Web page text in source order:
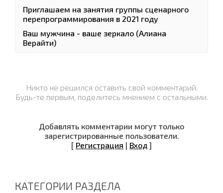
Приглашаем на занятия группы сценарного
перепрограммирования в 2021 году
Ваш мужчина - ваше зеркало (Алиана
Верaйти)
Никто не решился оставить свой комментарий.
Будь-те первым, поделитесь мнением с остальными.
Добавлять комментарии могут только
зарегистрированные пользователи.
[ Регистрация | Вход ]
КАТЕГОРИИ РАЗДЕЛА